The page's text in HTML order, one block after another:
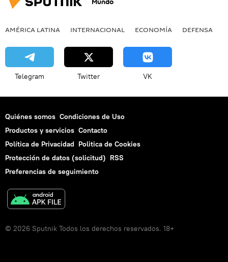
AMÉRICA LATINA INTERNACIONAL ECONOMÍA DEFENSA
Telegram Twitter VK
Quiénes somos Condiciones de Uso
Productos y servicios Contacto
Política de Privacidad Politica de Cookies
Protección de datos (solicitud) RSS
Preferencias de seguimiento
© 2026 Sputnik Todos los derechos reservados. 18+